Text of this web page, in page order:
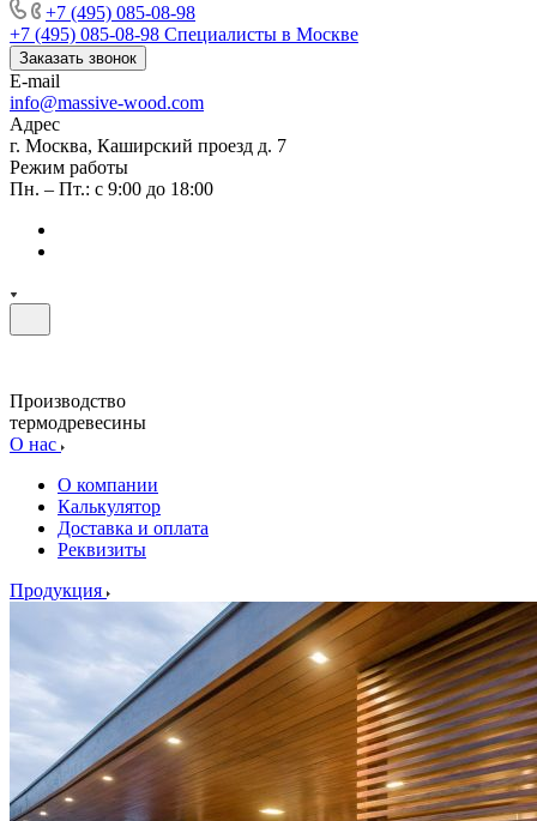
+7 (495) 085-08-98
+7 (495) 085-08-98 Специалисты в Москве
Заказать звонок
E-mail
info@massive-wood.com
Адрес
г. Москва, Каширский проезд д. 7
Режим работы
Пн. – Пт.: с 9:00 до 18:00
Производство
термодревесины
О нас
О компании
Калькулятор
Доставка и оплата
Реквизиты
Продукция